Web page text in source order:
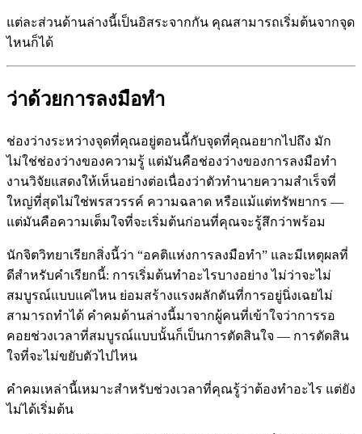
แต่ละส่วนด้านล่างนี้เป็นอิสระจากกัน คุณสามารถเริ่มต้นจากจุด
ไหนก็ได้
ว่าด้วยการลงมือทำ
ช่องว่างระหว่างจุดที่คุณอยู่ตอนนี้กับจุดที่คุณอยากไปถึง มัก
ไม่ใช่ช่องว่างของความรู้ แต่มันคือช่องว่างของการลงมือทำ
งานวิจัยแสดงให้เห็นอย่างต่อเนื่องว่าตัวทำนายความสำเร็จที่
ใหญ่ที่สุดไม่ใช่พรสวรรค์ ความฉลาด หรือแม้แต่ทรัพยากร —
แต่มันคือความเต็มใจที่จะเริ่มต้นก่อนที่คุณจะรู้สึกว่าพร้อม
นักจิตวิทยาเรียกสิ่งนี้ว่า “อคติแห่งการลงมือทำ” และมีเหตุผลที่
ดีสำหรับคำเรียกนี้: การเริ่มต้นทำอะไรบางอย่าง ไม่ว่าจะไม่
สมบูรณ์แบบแค่ไหน ย่อมสร้างแรงผลักดันที่การอยู่นิ่งเฉยไม่
สามารถทำได้ คำคมด้านล่างนี้มาจากผู้คนที่เข้าใจว่าการรอ
คอยช่วงเวลาที่สมบูรณ์แบบนั้นก็เป็นการตัดสินใจ — การตัดสิน
ใจที่จะไม่ขยับตัวไปไหน
คำคมเหล่านี้เหมาะสำหรับช่วงเวลาที่คุณรู้ว่าต้องทำอะไร แต่ยัง
ไม่ได้เริ่มต้น